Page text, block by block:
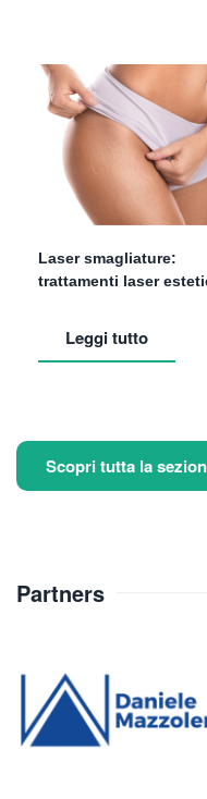
Laser smagliature:
trattamenti laser
Leggi tutto
Scopri tutta la
Partners